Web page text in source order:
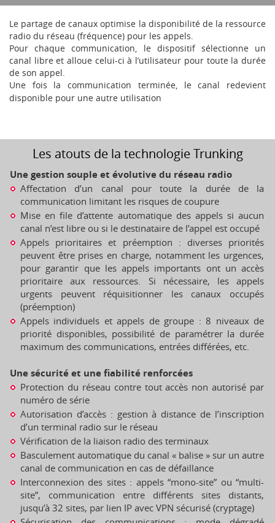
Le partage de canaux optimise la disponibilité de la ressource
radio du réseau (fréquence) pour les appels.
Pour chaque communication, le dispositif sélectionne un
canal libre et alloue celui-ci à l’utilisateur pour toute la durée
de son appel.
Une fois la communication terminée, le canal redevient
disponible pour une autre utilisation
Les atouts de la technologie Trunking
Une gestion souple et évolutive du réseau radio
Affectation d’un canal pour toute la durée de la
communication limitant les risques de coupure
Mise en file d’attente automatique des appels si aucun
canal n’est libre ou si le destinataire de l’appel est occupé
Appels prioritaires et préemption : diverses priorités
peuvent être prises en charge, notamment les urgences,
pour garantir que les appels importants ont un accès
prioritaire aux ressources. Si nécessaire, les appels
urgents peuvent réquisitionner les canaux occupés
(préemption)
Appels individuels et appels de groupe : 8 niveaux de
priorité disponibles, possibilité de paramétrer la durée
maximum des communications, entrées différées, etc.
Une sécurité et une fiabilité renforcées
Protection du réseau contre tout accès non autorisé par
numéro de série
Autorisation d’accès : gestion à distance de l’inscription
d’un terminal radio sur le réseau
Vérification de la liaison radio des terminaux
Basculement automatique du canal « balise » sur un autre
canal de communication en cas de défaillance
Interconnexion des sites : appels “mono-site” ou “multi-
site”, communication entre différents sites distants,
jusqu’à 32 sites, par lien IP avec VPN sécurisé (cryptage)